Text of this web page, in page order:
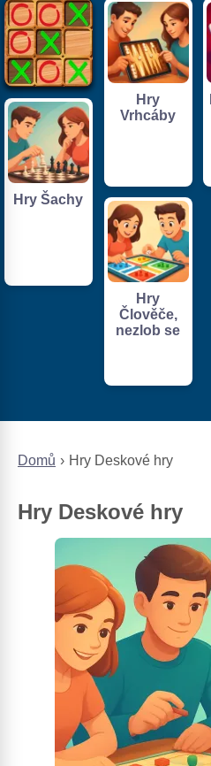
Domů Hry Deskové hry
Hry Deskové hry
Hry
Vrhcáby
Hry Šachy
Hry
Člověče,
nezlob se